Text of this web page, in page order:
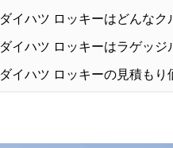
ダイハツ ロッキーはどんなク
ダイハツ ロッキーはラゲッジ
ダイハツ ロッキーの見積もり